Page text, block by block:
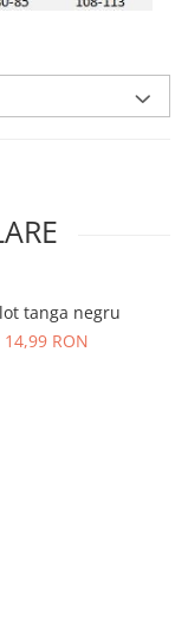
tanga negru
14,99 RON